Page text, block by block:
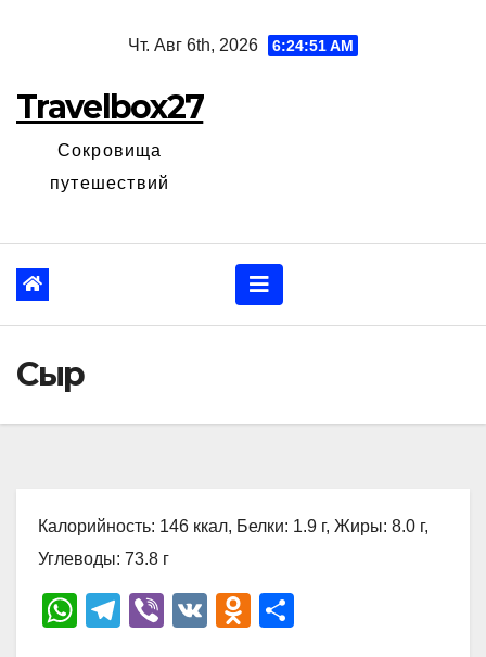
Чт. Авг 6th, 2026 6:24:52 AM
Travelbox27
Сокровища
путешествий
Сыр
Калорийность: 146 ккал, Белки: 1.9 г, Жиры: 8.0 г,
Углеводы: 73.8 г
W
T
Vi
V
O